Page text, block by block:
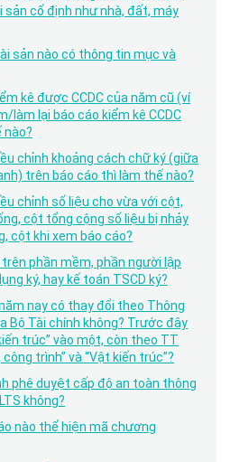
cố định như nhà, đất, máy
sản nào có thông tin mục và
kê được CCDC của năm cũ (ví
làm lại báo cáo kiểm kê CCDC
nào?
chỉnh khoảng cách chữ ký (giữa
trên báo cáo thì làm thế nào?
chỉnh số liệu cho vừa với cột,
cột tổng cộng số liệu bị nhảy
cột khi xem báo cáo?
trên phần mềm, phần người lập
ký, hay kế toán TSCD ký?
nay có thay đổi theo Thông
Bộ Tài chính không? Trước đây
trúc” vào một, còn theo TT
trình” và “Vật kiến trúc”?
phê duyệt cấp độ an toàn thông
không?
nào thể hiện mã chương